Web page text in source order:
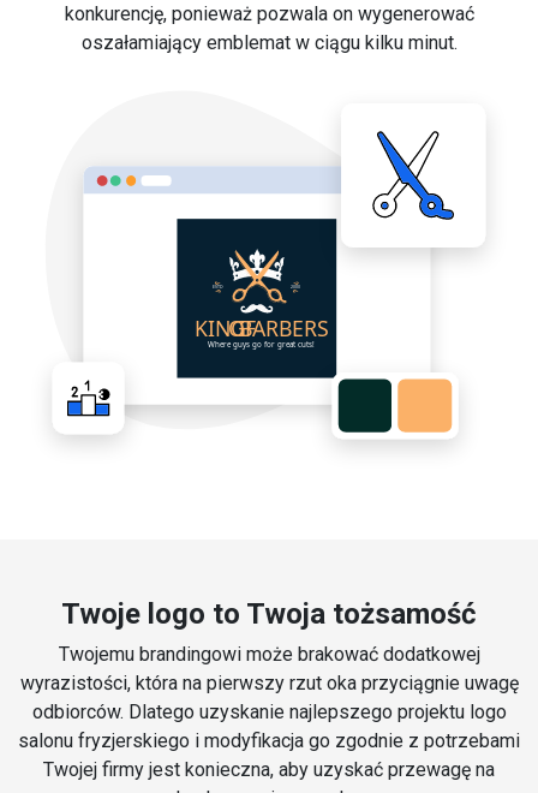
konkurencję, ponieważ pozwala on wygenerować
oszałamiający emblemat w ciągu kilku minut.
Twoje logo to Twoja tożsamość
Twojemu brandingowi może brakować dodatkowej
wyrazistości, która na pierwszy rzut oka przyciągnie uwagę
odbiorców. Dlatego uzyskanie najlepszego projektu logo
salonu fryzjerskiego i modyfikacja go zgodnie z potrzebami
Twojej firmy jest konieczna, aby uzyskać przewagę na